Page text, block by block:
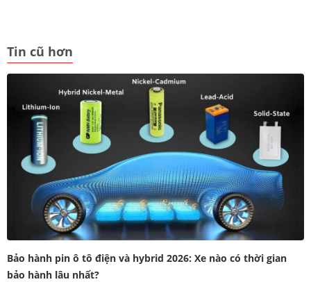
Tin cũ hơn
Bảo hành pin ô tô điện và hybrid 2026: Xe nào có thời gian
bảo hành lâu nhất?